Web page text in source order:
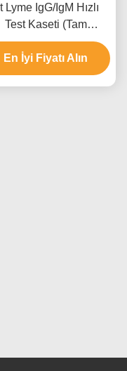
Lyme IgG/IgM Hızlı
Test Kaseti (Tam
Serum/Plazma)
En İyi Fiyatı Alın